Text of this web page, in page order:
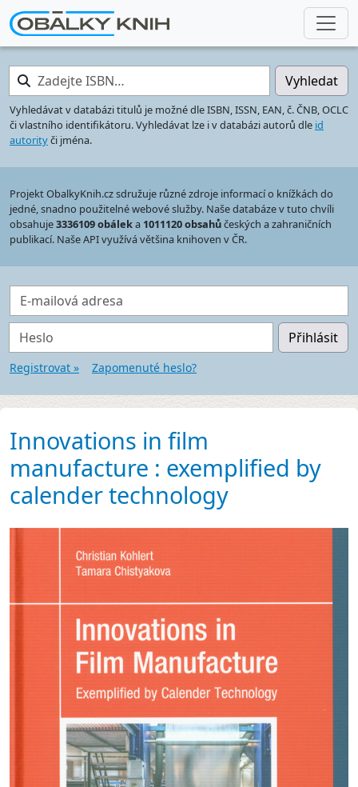
Zadejte ISBN… Vyhledat
Vyhledávat v databázi titulů je možné dle ISBN, ISSN, EAN, č. ČNB, OCLC
či vlastního identifikátoru. Vyhledávat lze i v databázi autorů dle id
autorityči jména.
Projekt ObalkyKnih.cz sdružuje různé zdroje informací o knížkách do
jedné, snadno použitelné webové služby. Naše databáze v tuto chvíli
obsahuje3336109 obáleka 1011120 obsahůčeských a zahraničních
publikací. Naše API využívá většina knihoven v ČR.
E-mailová adresa
Heslo Přihlásit
Registrovat » Zapomenuté heslo?
Innovations in film
manufacture : exemplified by
calender technology